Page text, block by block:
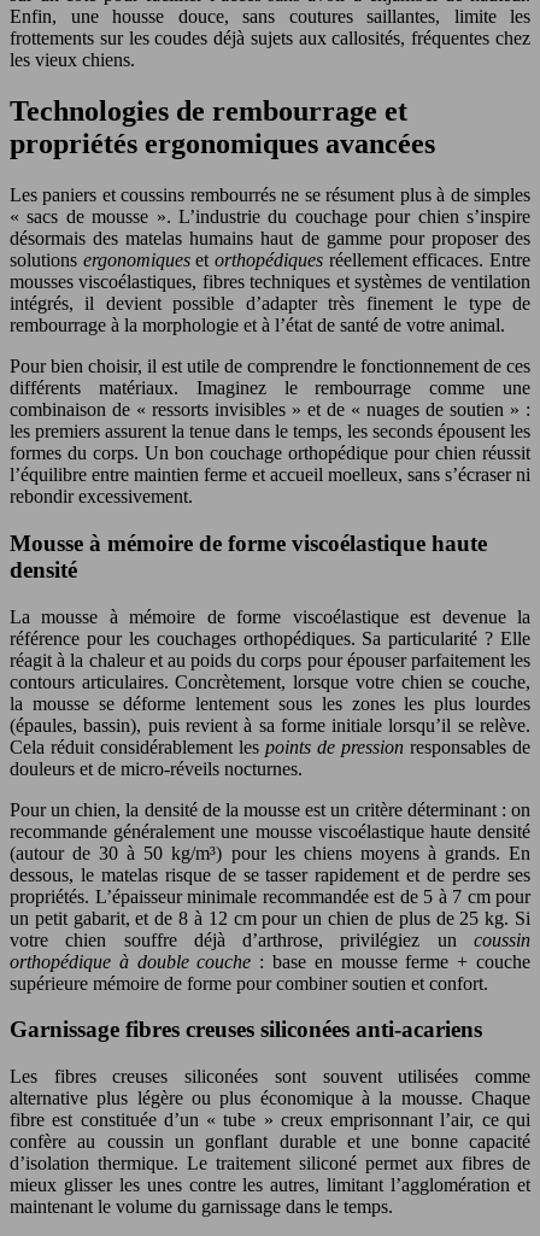
Enfin, une housse douce, sans coutures saillantes, limite les
frottements sur les coudes déjà sujets aux callosités, fréquentes chez
les vieux chiens.
Technologies de rembourrage et
propriétés ergonomiques avancées
Les paniers et coussins rembourrés ne se résument plus à de simples
« sacs de mousse ». L’industrie du couchage pour chien s’inspire
désormais des matelas humains haut de gamme pour proposer des
solutions ergonomiquesetorthopédiques réellement efficaces. Entre
mousses viscoélastiques, fibres techniques et systèmes de ventilation
intégrés, il devient possible d’adapter très finement le type de
rembourrage à la morphologie et à l’état de santé de votre animal.
Pour bien choisir, il est utile de comprendre le fonctionnement de ces
différents matériaux. Imaginez le rembourrage comme une
combinaison de « ressorts invisibles » et de « nuages de soutien » :
les premiers assurent la tenue dans le temps, les seconds épousent les
formes du corps. Un bon couchage orthopédique pour chien réussit
l’équilibre entre maintien ferme et accueil moelleux, sans s’écraser ni
rebondir excessivement.
Mousse à mémoire de forme viscoélastique haute
densité
La mousse à mémoire de forme viscoélastique est devenue la
référence pour les couchages orthopédiques. Sa particularité ? Elle
réagit à la chaleur et au poids du corps pour épouser parfaitement les
contours articulaires. Concrètement, lorsque votre chien se couche,
la mousse se déforme lentement sous les zones les plus lourdes
(épaules, bassin), puis revient à sa forme initiale lorsqu’il se relève.
Cela réduit considérablement les points de pression responsables de
douleurs et de micro-réveils nocturnes.
Pour un chien, la densité de la mousse est un critère déterminant : on
recommande généralement une mousse viscoélastique haute densité
(autour de 30 à 50 kg/m³) pour les chiens moyens à grands. En
dessous, le matelas risque de se tasser rapidement et de perdre ses
propriétés. L’épaisseur minimale recommandée est de 5 à 7 cm pour
un petit gabarit, et de 8 à 12 cm pour un chien de plus de 25 kg. Si
votre chien souffre déjà d’arthrose, privilégiez un coussin
orthopédique à double couche : base en mousse ferme + couche
supérieure mémoire de forme pour combiner soutien et confort.
Garnissage fibres creuses siliconées anti-acariens
Les fibres creuses siliconées sont souvent utilisées comme
alternative plus légère ou plus économique à la mousse. Chaque
fibre est constituée d’un « tube » creux emprisonnant l’air, ce qui
confère au coussin un gonflant durable et une bonne capacité
d’isolation thermique. Le traitement siliconé permet aux fibres de
mieux glisser les unes contre les autres, limitant l’agglomération et
maintenant le volume du garnissage dans le temps.